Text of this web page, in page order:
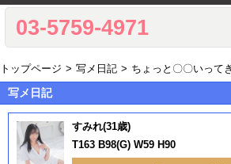
03-5759-4971
トップページ 写メ日記 ちょっと〇〇いって
写メ日記
すみれ(31歳)
T163 B98(G) W59 H90